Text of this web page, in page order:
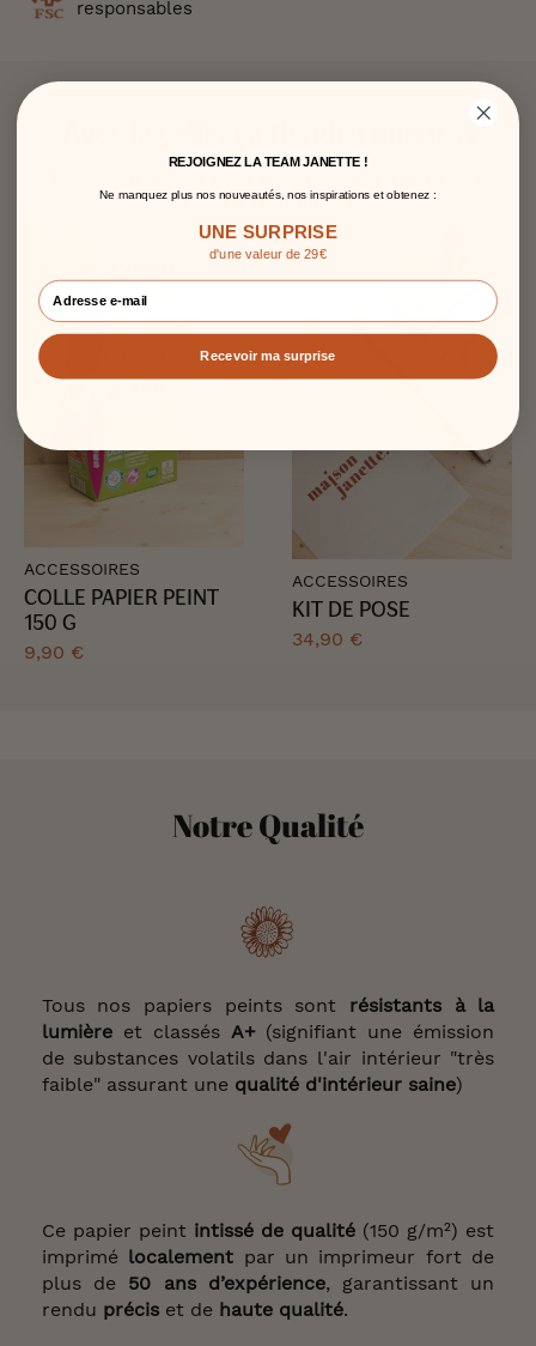
responsables
l’esprit tranquille !
ACCESSOIRES
COLLE PAPIER PEINT
150 G
9,90 €
ACCESSOIRES
KIT DE POSE
34,90 €
Notre Qualité
Tous nos papiers peints sont résistants à la
lumièreet classés A+(signifiant une émission
de substances volatils dans l'air intérieur "très
faible" assurant une qualité d'intérieur saine)
Ce papier peint intissé de qualité (150 g/m²) est
imprimé localement par un imprimeur fort de
plus de 50 ans d’expérience, garantissant un
rendu préciset de haute qualité.
REJOIGNEZ LA TEAM JANETTE !
Ne manquez plus nos nouveautés, nos inspirations et obtenez :
UNE SURPRISE
d'une valeur de 29€
Recevoir ma surprise